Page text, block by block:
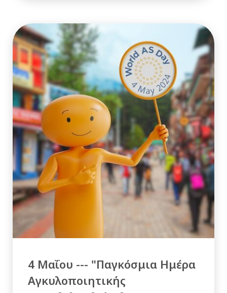
4 Μαΐου --- "Παγκόσμια Ημέρα
Αγκυλοποιητικής